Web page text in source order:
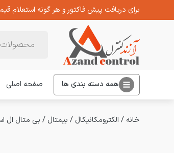
برای دریافت پیش فاکتور و هر گونه استعلام
همه دسته بندی ها صفحه اصلی
خانه / الکترومکانیکال / بیمتال / بی متال ال